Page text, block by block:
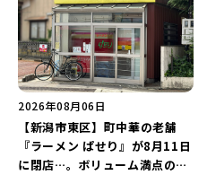
2026年08月06日
【新潟市東区】町中華の老舗
『ラーメン ぱせり』が8月11日
に閉店…。ボリューム満点の名